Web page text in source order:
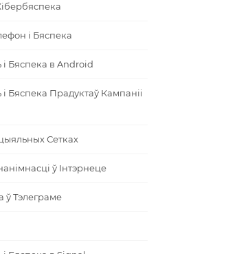
і Бяспека
Бяспека в Android
Бяспека Прадуктаў Кампаніі
Сетках
ў Інтэрнеце
ў Тэлеграме